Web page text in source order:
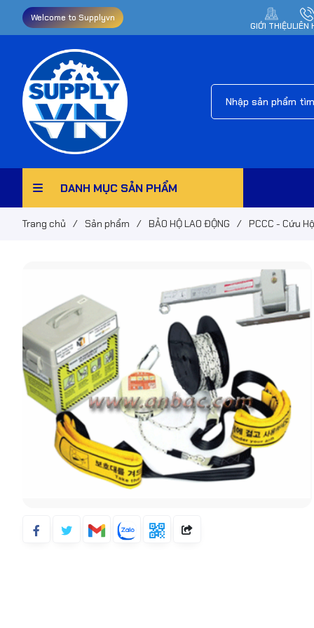
Welcome to Supplyvn
GIỚI THIỆULIÊN
DANH MỤC SẢN PHẨM
Trang chủ / Sản phẩm / BẢO HỘ LAO ĐỘNG / PCCC - Cứu Hộ